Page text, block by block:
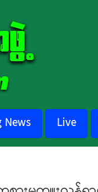
News Live